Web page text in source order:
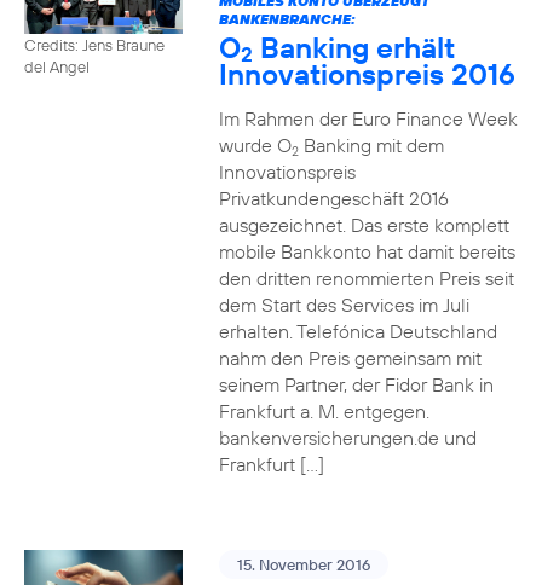
Credits: Jens Braune
del Angel
BANKENBRANCHE:
O2 Banking erhält
Innovationspreis 2016
Im Rahmen der Euro Finance Week
wurde O2Banking mit dem
Innovationspreis
Privatkundengeschäft 2016
ausgezeichnet. Das erste komplett
mobile Bankkonto hat damit bereits
den dritten renommierten Preis seit
dem Start des Services im Juli
erhalten. Telefónica Deutschland
nahm den Preis gemeinsam mit
seinem Partner, der Fidor Bank in
Frankfurt a. M. entgegen.
bankenversicherungen.de und
Frankfurt […]
15. November 2016